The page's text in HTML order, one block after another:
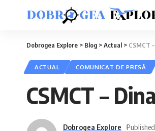
Dobrogea Explore > Blog >Actual > CSMCT
ACTUAL COMUNICAT DE PRESĂ
CSMCT –
Dobrogea Explore